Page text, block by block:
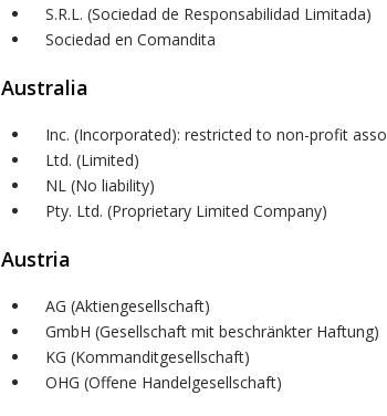
S.R.L. (Sociedad de Responsabilidad Limitada)
Sociedad en Comandita
Australia
Inc. (Incorporated): restricted to non-profit
Ltd. (Limited)
NL (No liability)
Pty. Ltd. (Proprietary Limited Company)
Austria
AG (Aktiengesellschaft)
GmbH (Gesellschaft mit beschränkter Haftung)
KG (Kommanditgesellschaft)
OHG (Offene Handelgesellschaft)